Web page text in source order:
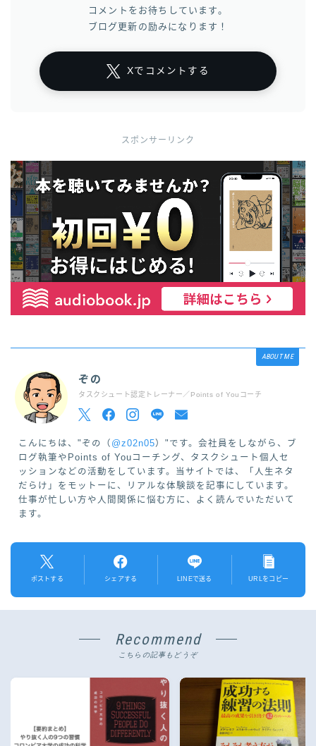
コメントをお待ちしています。
ブログ更新の励みになります！
Xでコメントする
スポンサーリンク
ABOUT ME
ぞの
タスクシュート認定トレーナー／Points of Youコーチ
こんにちは、"ぞの（ @z02n05）"です。会社員をしながら、ブ
ログ執筆やPoints of Youコーチング、タスクシュート個人セ
ッションなどの活動をしています。当サイトでは、「人生ネタ
だらけ」をモットーに、リアルな体験談を記事にしています。
仕事が忙しい方や人間関係に悩む方に、よく読んでいただいて
ます。
ポストする シェアする LINEで送る URLをコピー
Recommend
こちらの記事もどうぞ